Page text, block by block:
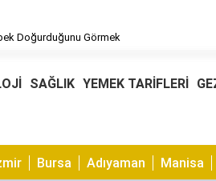
Doğurduğunu Görmek
SAĞLIK YEMEK TARİFLERİ
Bursa Adıyaman Manisa